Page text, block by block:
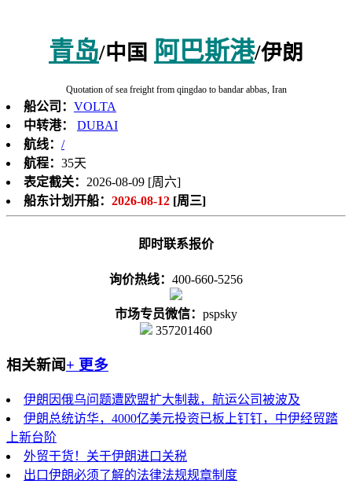
青岛/中国 阿巴斯港/伊朗
Quotation of sea freight from qingdao to bandar abbas, Iran
船公司： VOLTA
中转港：
DUBAI
航线： /
航程： 35天
表定截关： 2026-08-09 [周六]
船东计划开船： 2026-08-12 [周三]
即时联系报价
询价热线： 400-660-5256
市场专员微信： pspsky
357201460
相关新闻+ 更多
伊朗因俄乌问题遭欧盟扩大制裁，航运公司被波及
伊朗总统访华，4000亿美元投资已板上钉钉，中伊经贸踏
上新台阶
外贸干货！关于伊朗进口关税
出口伊朗必须了解的法律法规规章制度